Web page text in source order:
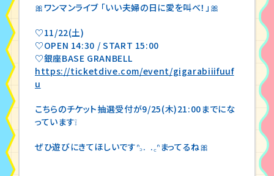
🎀ワンマンライブ 「いい夫婦の日に愛を叫べ！」🎀
♡11/22(土)
♡OPEN 14:30 / START 15:00
♡銀座BASE GRANBELL
https://ticketdive.com/event/gigarabiiifuuf
u
こちらのチケット抽選受付が9/25(木)21:00までにな
っています❕
ぜひ遊びにきてほしいですᐢ꜆. .꜀ᐢまってるね🎀